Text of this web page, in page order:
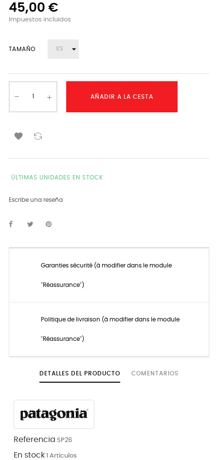
45,00 €
Impuestos incluidos
TAMAÑO
AÑADIR A LA CESTA

ÚLTIMAS UNIDADES EN STOCK
Escribe una reseña
Garanties sécurité (à modifier dans le module
"Réassurance")
Politique de livraison (à modifier dans le module
"Réassurance")
DETALLES DEL PRODUCTO COMENTARIOS
Referencia SP26
En stock 1 Artículos